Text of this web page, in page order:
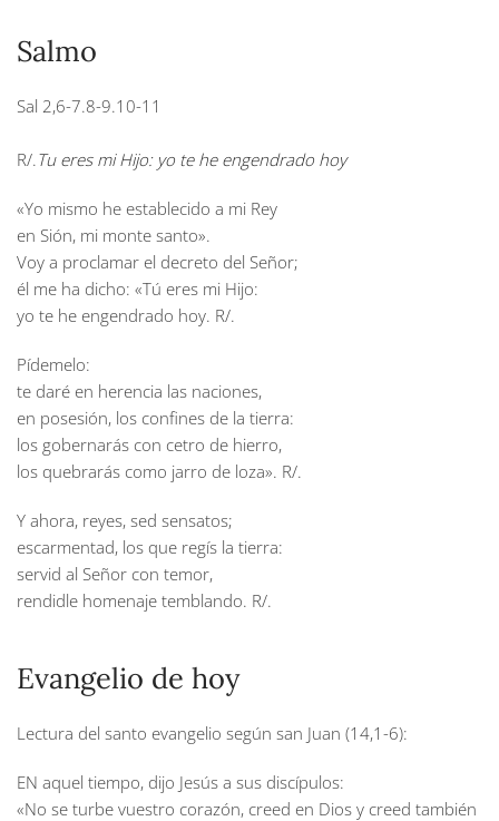
Salmo
Sal 2,6-7.8-9.10-11
R/.Tu eres mi Hijo: yo te he engendrado hoy
«Yo mismo he establecido a mi Rey
en Sión, mi monte santo».
Voy a proclamar el decreto del Señor;
él me ha dicho: «Tú eres mi Hijo:
yo te he engendrado hoy. R/.
Pídemelo:
te daré en herencia las naciones,
en posesión, los confines de la tierra:
los gobernarás con cetro de hierro,
los quebrarás como jarro de loza». R/.
Y ahora, reyes, sed sensatos;
escarmentad, los que regís la tierra:
servid al Señor con temor,
rendidle homenaje temblando. R/.
Evangelio de hoy
Lectura del santo evangelio según san Juan (14,1-6):
EN aquel tiempo, dijo Jesús a sus discípulos:
«No se turbe vuestro corazón, creed en Dios y creed también